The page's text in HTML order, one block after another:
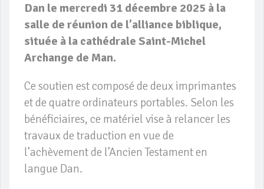
Dan le mercredi 31 décembre 2025 à la
salle de réunion de l’alliance biblique,
située à la cathédrale Saint-Michel
Archange de Man.
Ce soutien est composé de deux imprimantes
et de quatre ordinateurs portables. Selon les
bénéficiaires, ce matériel vise à relancer les
travaux de traduction en vue de
l’achèvement de l’Ancien Testament en
langue Dan.